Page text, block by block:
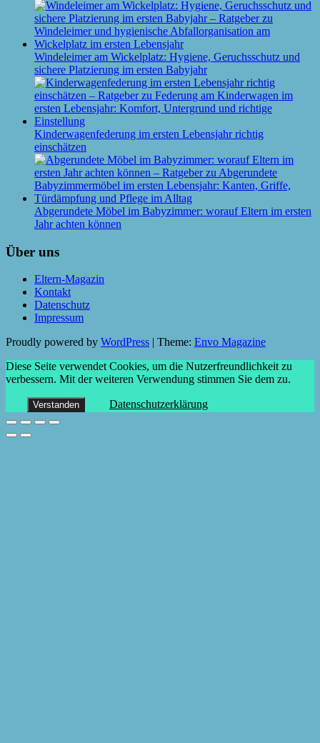
Windeleimer am Wickelplatz: Hygiene, Geruchsschutz und
sichere Platzierung im ersten Babyjahr
Kinderwagenfederung im ersten Lebensjahr richtig
einschätzen
Abgerundete Möbel im Babyzimmer: worauf Eltern im ersten
Jahr achten können
Über uns
Eltern-Magazin
Kontakt
Datenschutz
Impressum
Proudly powered by WordPress Theme: Envo Magazine
Diese Seite verwendet Cookies, um die Nutzerfreundlichkeit zu
verbessern. Mit der weiteren Verwendung stimmen Sie dem zu.
Verstanden Datenschutzerklärung